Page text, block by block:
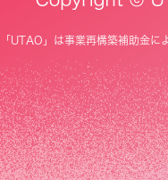
「UTAO」は事業再構築補助金に